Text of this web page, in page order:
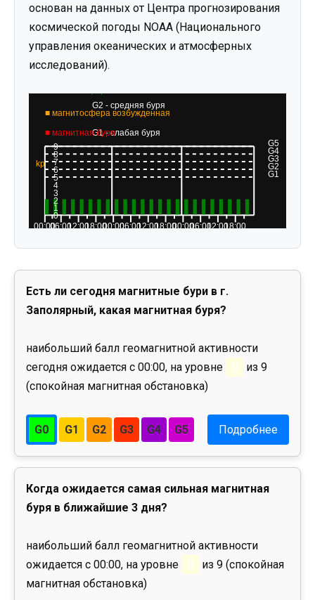
основан на данных от Центра прогнозирования
космической погоды NOAA (Национального
управления океанических и атмосферных
исследований).
Есть ли сегодня магнитные бури в г.
Заполярный, какая магнитная буря?
наибольший балл геомагнитной активности
сегодня ожидается с 00:00, на уровне
0
из 9
(спокойная магнитная обстановка)
G0 G1 G2 G3 G4 G5 Подробнее
Когда ожидается самая сильная магнитная
буря в ближайшие 3 дня?
наибольший балл геомагнитной активности
ожидается с 00:00, на уровне
0
из 9 (спокойная
магнитная обстановка)